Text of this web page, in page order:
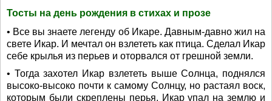
Тосты на день рождения в стихах и прозе
• Все вы знаете легенду об Икаре. Давным-давно жил на
свете Икар. И мечтал он взлететь как птица. Сделал Икар
себе крылья из перьев и оторвался от грешной земли.
• Тогда захотел Икар взлететь выше Солнца, поднялся
высоко-высоко почти к самому Солнцу, но растаял воск,
которым были скреплены перья, Икар упал на землю и